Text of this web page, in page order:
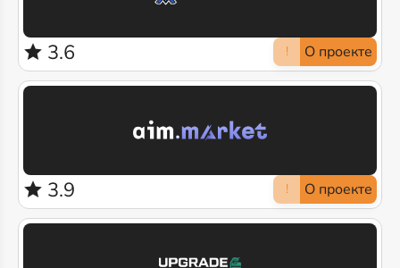
3.6 ! О проекте
3.9 ! О проекте